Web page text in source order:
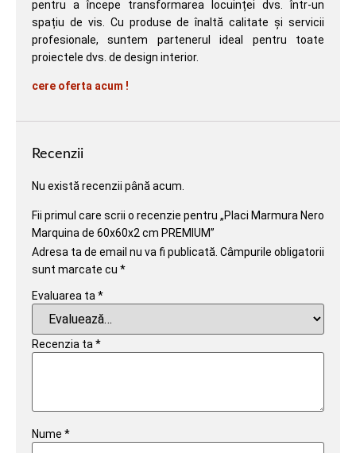
pentru a începe transformarea locuinței dvs. într-un
spațiu de vis. Cu produse de înaltă calitate și servicii
profesionale, suntem partenerul ideal pentru toate
proiectele dvs. de design interior.
cere oferta acum !
Recenzii
Nu există recenzii până acum.
Fii primul care scrii o recenzie pentru „Placi Marmura Nero
Marquina de 60x60x2 cm PREMIUM”
Adresa ta de email nu va fi publicată. Câmpurile obligatorii
sunt marcate cu *
Evaluarea ta *
Recenzia ta *
Nume *